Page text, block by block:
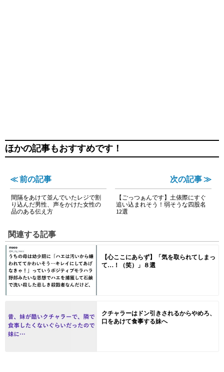
ほかの記事もおすすめです！
≪ 前の記事
間隔をあけて並んでいたレジで割
り込んだ男性、声をかけた女性の
品のある伝え方
次の記事 ≫
【ごっつぁんです】土俵際にすぐ
追い込まれそう！弱そうな四股名
12選
関連する記事
【心ここにあらず】「気を取られてしまっ
て…！（笑）」８選
クチャラーはドン引きされるからやめろ、
口をあけて食事する妹へ